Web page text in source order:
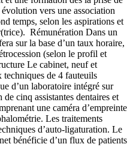
vers une association
temps, selon les aspirations et
Rémunération Dans un
sur la base d’un taux horaire,
(selon le profil et
Le cabinet, neuf et
techniques de 4 fauteuils
d’un laboratoire intégré sur
cinq assistantes dentaires et
une caméra d’empreinte
Les traitements
d’auto-ligaturation. Le
bénéficie d’un flux de patients